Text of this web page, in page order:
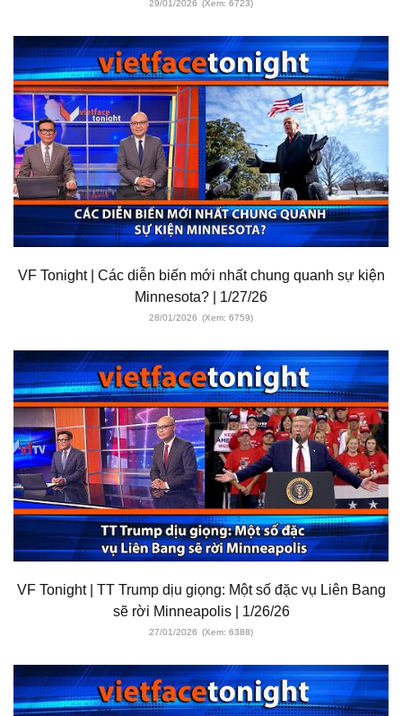
29/01/2026 (Xem: 6723)
VF Tonight | Các diễn biến mới nhất chung quanh sự kiện
Minnesota? | 1/27/26
28/01/2026 (Xem: 6759)
VF Tonight | TT Trump dịu giọng: Một số đặc vụ Liên Bang
sẽ rời Minneapolis | 1/26/26
27/01/2026 (Xem: 6388)